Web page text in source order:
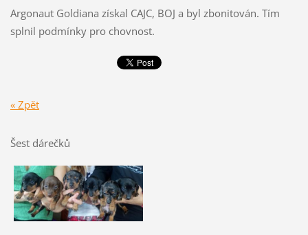
Argonaut Goldiana získal CAJC, BOJ a byl zbonitován. Tím
splnil podmínky pro chovnost.
« Zpět
Šest dárečků